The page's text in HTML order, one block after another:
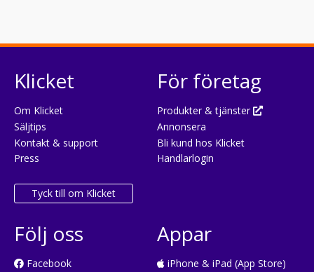
Klicket
Om Klicket
Säljtips
Kontakt & support
Press
Tyck till om Klicket
För företag
Produkter & tjänster
Annonsera
Bli kund hos Klicket
Handlarlogin
Följ oss
Facebook
Appar
iPhone & iPad (App Store)